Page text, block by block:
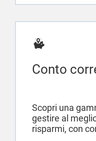
Conto
Scopri una
gestire al
risparmi, con